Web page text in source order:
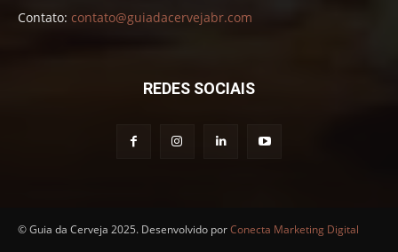
Contato: contato@guiadacervejabr.com
REDES SOCIAIS
© Guia da Cerveja 2025. Desenvolvido porConecta Marketing Digital